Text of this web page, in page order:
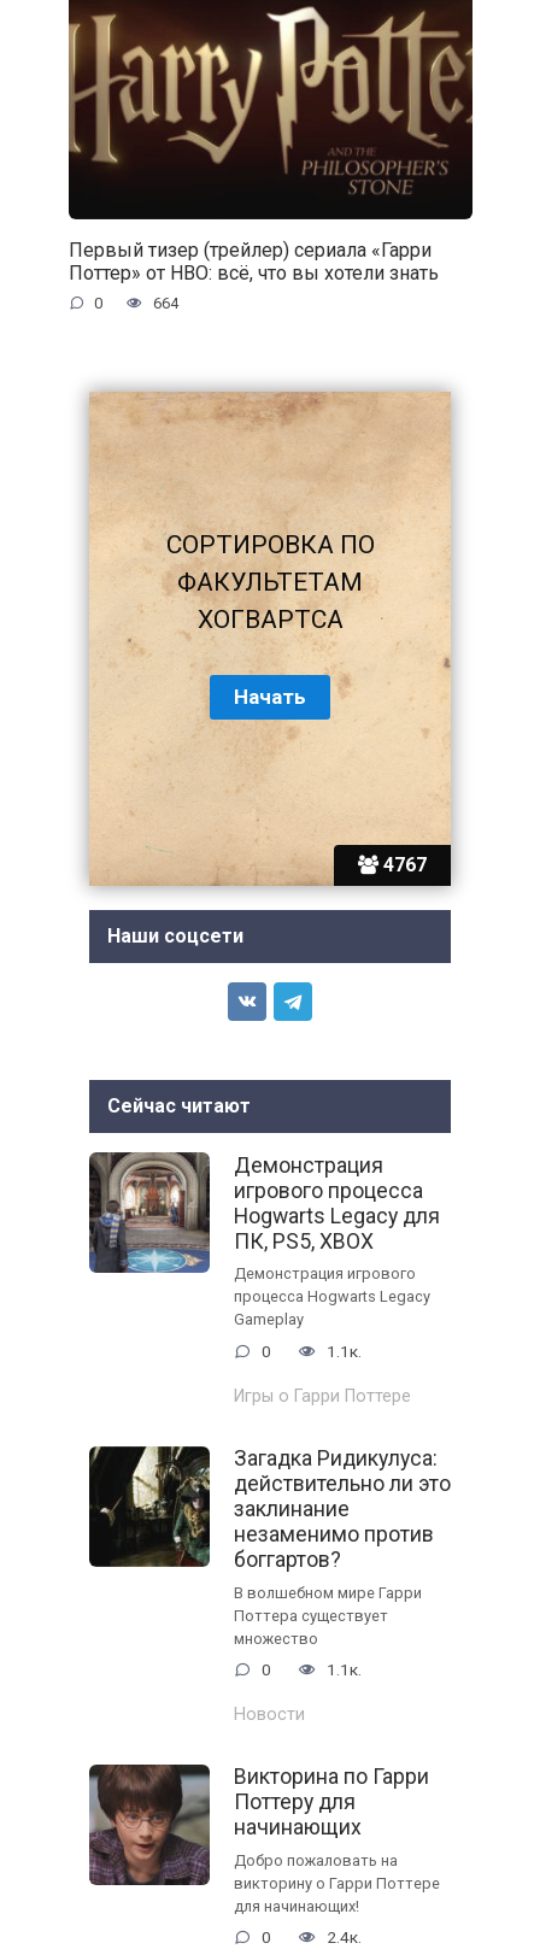
Первый тизер (трейлер) сериала «Гарри
Поттер» от HBO: всё, что вы хотели знать
0 664
4767
СОРТИРОВКА ПО
ФАКУЛЬТЕТАМ
ХОГВАРТСА
Наши соцсети
Сейчас читают
Демонстрация
игрового процесса
Hogwarts Legacy для
ПК, PS5, XBOX
Демонстрация игрового
процесса Hogwarts Legacy
Gameplay
0 1.1к.
Игры о Гарри Поттере
Загадка Ридикулуса:
действительно ли это
заклинание
незаменимо против
боггартов?
В волшебном мире Гарри
Поттера существует
множество
0 1.1к.
Новости
Викторина по Гарри
Поттеру для
начинающих
Добро пожаловать на
викторину о Гарри Поттере
для начинающих!
0 2.4к.